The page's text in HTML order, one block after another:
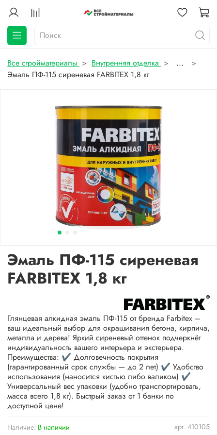
Все стройматериалы Внутренняя отделка
...
Эмаль ПФ-115 сиреневая FARBITEX 1,8 кг
арт. 410105
Наличие: В наличии
Эмаль ПФ-115 сиреневая
FARBITEX 1,8 кг
Глянцевая алкидная эмаль ПФ-115 от бренда Farbitex –
ваш идеальный выбор для окрашивания бетона, кирпича,
металла и дерева! Яркий сиреневый оттенок подчеркнёт
индивидуальность вашего интерьера и экстерьера.
Преимущества: ✔ Долговечность покрытия
(гарантированный срок службы — до 2 лет) ✔ Удобство
использования (наносится кистью либо валиком) ✔
Универсальный вес упаковки (удобно транспортировать,
масса всего 1,8 кг). Быстрый заказ от 1 банки по
доступной цене!